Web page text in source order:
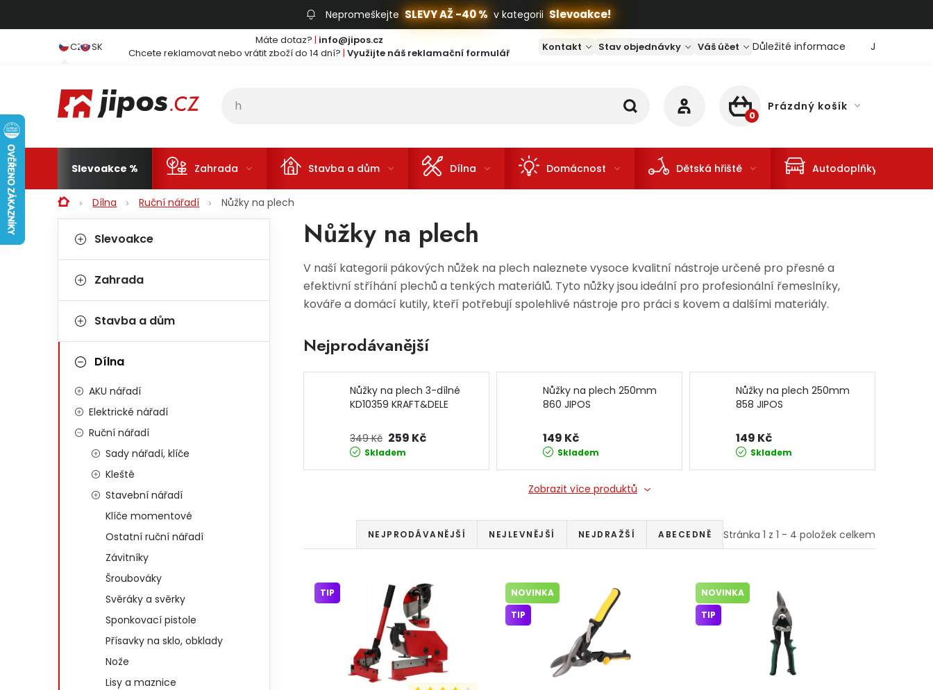
Nepromeškejte SLEVY AŽ -40 % v kategorii Slevoakce!
CZ SK Máte dotaz? | info@jipos.cz
Chcete reklamovat nebo vrátit zboží do 14 dní? | Využijte náš reklamační formulář Kontakt Stav objednávky Váš účet Důležité informace Jaký je
NÁKUPNÍ KOŠÍK
Prázdný košík
Slevoakce Zahrada Stavba a dům Dílna Domácnost Dětská hřiště Autodoplňky
DomůDílna Ruční nářadí Nůžky na plech
Postranní panel
Kategorie
Slevoakce
Zahrada
Stavba a dům
Dílna
AKU nářadí
Elektrické nářadí
Ruční nářadí
Sady nářadí, klíče
Kleště
Stavební nářadí
Klíče momentové
Ostatní ruční nářadí
Závitníky
Šroubováky
Svěráky a svěrky
Sponkovací pistole
Přísavky na sklo, obklady
Nože
Lisy a maznice
Nůžky na plech
V naší kategorii pákových nůžek na plech naleznete vysoce kvalitní nástroje určené pro přesné a
efektivní stříhání plechů a tenkých materiálů. Tyto nůžky jsou ideální pro profesionální řemeslníky,
kováře a domácí kutily, kteří potřebují spolehlivé nástroje pro práci s kovem a dalšími materiály.
Nejprodávanější
Nůžky na plech 3-dílné
KD10359 KRAFT&DELE
349 Kč 259 Kč
Skladem
Nůžky na plech 250mm
860 JIPOS
149 Kč
Skladem
Nůžky na plech 250mm
858 JIPOS
149 Kč
Skladem
Zobrazit více produktů
Stránka 1 z 1 - 4 položek celkem
Řazení produktů
NEJPRODÁVANĚJŠÍ NEJLEVNĚJŠÍ NEJDRAŽŠÍ ABECEDNĚ
Výpis produktů
TIP
NOVINKA
TIP
NOVINKA
TIP